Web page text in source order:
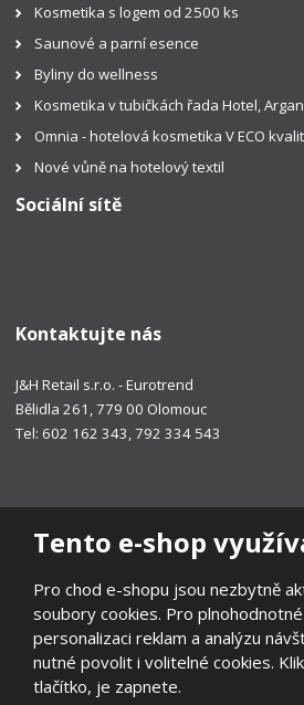
Tento e-shop
Pro chod e-shopu jsou nezbytně
soubory cookies. Pro
personalizaci reklam a analýzu
nutné povolit i volitelné cookies.
tlačítko, je zapnete.
Kosmetika s logem od 2500 ks
Saunové a parní esence
Byliny do wellness
Kosmetika v tubičkách řada Hotel,
Omnia - hotelová kosmetika V ECO
Nové vůně na hotelový textil
Sociální sítě
Kontaktujte nás
J&H Retail s.r.o. - Eurotrend
Bělidla 261, 779 00 Olomouc
Tel: 602 162 343, 792 334 543